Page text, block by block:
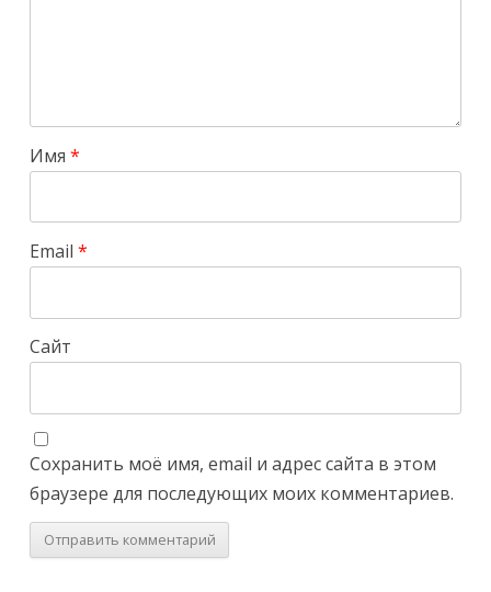
Имя*
Email*
Сайт
Сохранить моё имя, email и адрес сайта в этом
браузере для последующих моих комментариев.